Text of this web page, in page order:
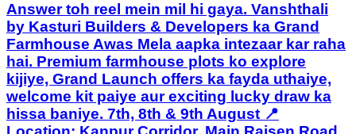
Answer toh reel mein mil hi gaya. Vanshthali
by Kasturi Builders & Developers ka Grand
Farmhouse Awas Mela aapka intezaar kar raha
hai. Premium farmhouse plots ko explore
kijiye, Grand Launch offers ka fayda uthaiye,
welcome kit paiye aur exciting lucky draw ka
hissa baniye. 7th, 8th & 9th August 📍